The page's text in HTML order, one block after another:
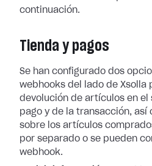
continuación.
Tienda y pagos
Se han configurado dos
webhooks del lado de Xsolla
devolución de artículos en el
pago y de la transacción, así
sobre los artículos
por separado o se pueden
webhook.